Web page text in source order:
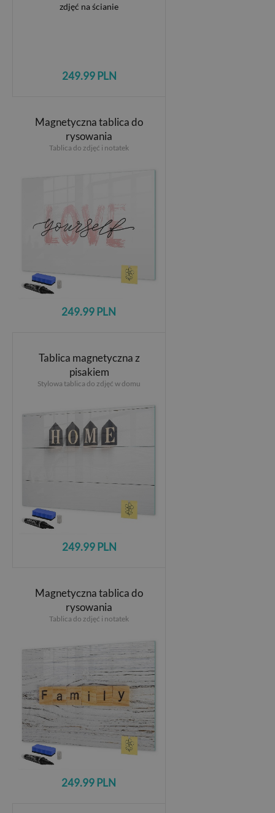
249.99 PLN
Magnetyczna tablica do
rysowania
Tablica do zdjęć i notatek
249.99 PLN
Tablica magnetyczna z
pisakiem
Stylowa tablica do zdjęć w domu
249.99 PLN
Magnetyczna tablica do
rysowania
Tablica do zdjęć i notatek
249.99 PLN